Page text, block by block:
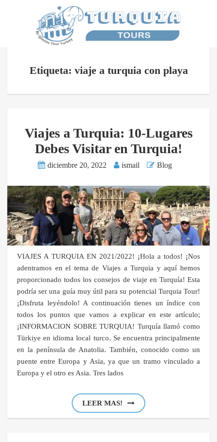
Etiqueta: viaje a turquia con playa
Viajes a Turquia: 10-Lugares
Debes Visitar en Turquia!
diciembre 20, 2022 ismail Blog
VIAJES A TURQUIA EN 2021/2022! ¡Hola a todos! ¡Nos
adentramos en el tema de Viajes a Turquia y aquí hemos
proporcionado todos los consejos de viaje en Turquía! Esta
podría ser una guía muy útil para su potencial Turquia Tour!
¡Disfruta leyéndolo! A continuación tienes un índice con
todos los puntos que vamos a explicar en este artículo;
¡INFORMACION SOBRE TURQUIA! Turquía llamó como
Türkiye en idioma local turco. Se encuentra principalmente
en la península de Anatolia. También, conocido como un
puente entre Europa y Asia, ya que un tramo vinculado a
Europa y el otro es Asia. Tres lados
LEER MAS!